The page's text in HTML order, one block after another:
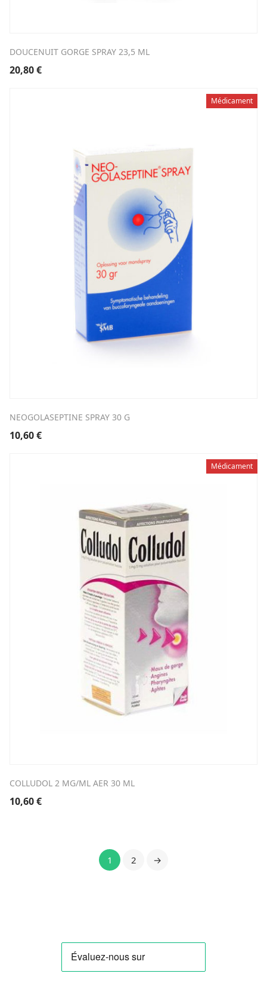
DOUCENUIT GORGE SPRAY 23,5 ML
20,80€
Médicament
NEOGOLASEPTINE SPRAY 30 G
10,60€
Médicament
COLLUDOL 2 MG/ML AER 30 ML
10,60€
1 2 →